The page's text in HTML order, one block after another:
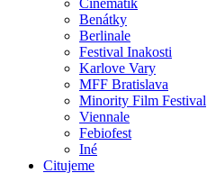
Cinematik
Benátky
Berlinale
Festival Inakosti
Karlove Vary
MFF Bratislava
Minority Film Festival
Viennale
Febiofest
Iné
Citujeme